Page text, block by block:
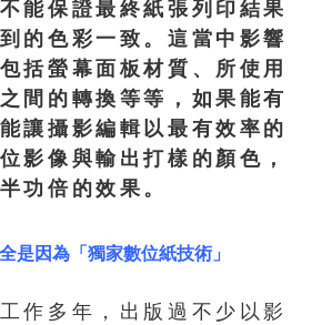
能保證最終紙張列印結果
的色彩一致。這當中影響
括螢幕面板材質、所使用
間的轉換等等，如果能有
讓攝影編輯以最有效率的
影像與輸出打樣的顏色，
功倍的效果。
全是因為「獨家數位紙技術」
作多年，出版過不少以影